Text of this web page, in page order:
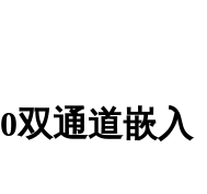
双通道嵌入